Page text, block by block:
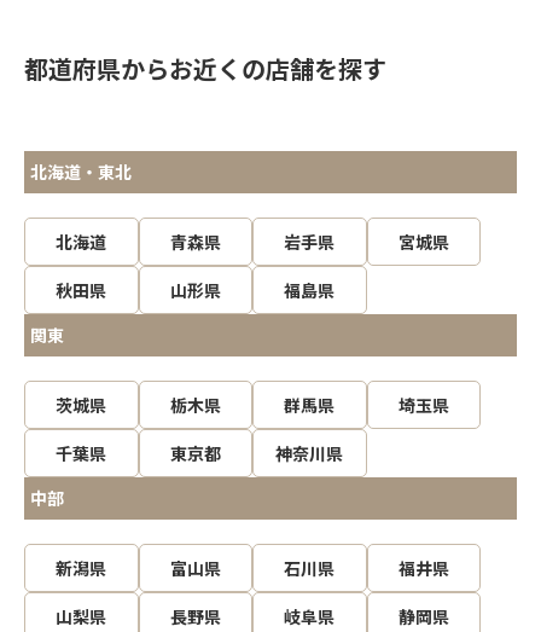
都道府県からお近くの店舗を探す
北海道・東北
北海道 青森県 岩手県
宮城県
秋田県
山形県
福島県
関東
茨城県 栃木県 群馬県
埼玉県
千葉県
東京都
神奈川県
中部
新潟県 富山県 石川県
福井県
山梨県
長野県 岐阜県
静岡県